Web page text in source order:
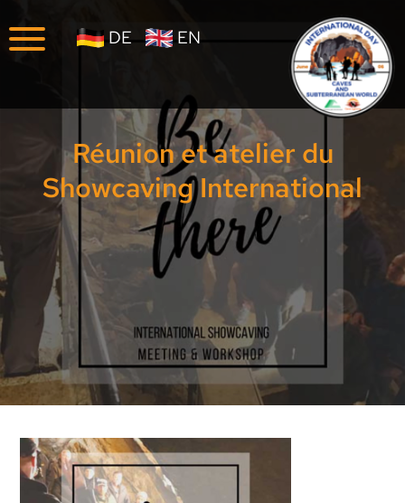
DE EN
Réunion et atelier du
Showcaving International